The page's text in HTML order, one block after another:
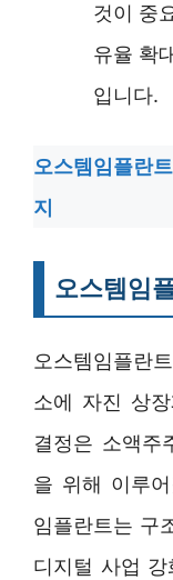
것이 중
유율 확
입니다.
오스템임플란
지
오스템임
오스템임플란
소에 자진 상
결정은 소액주
을 위해 이루
임플란트는 구
디지털 사업